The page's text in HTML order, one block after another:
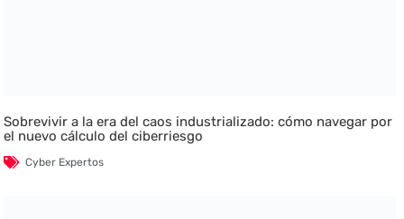
Sobrevivir a la era del caos industrializado: cómo navegar por
el nuevo cálculo del ciberriesgo
Cyber Expertos